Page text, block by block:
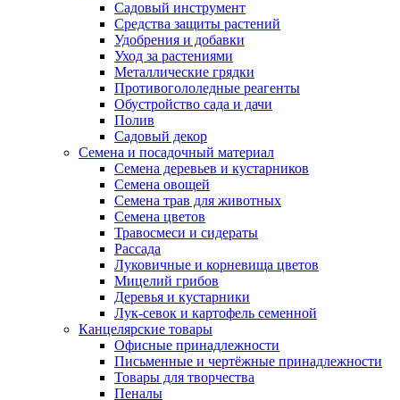
Садовый инструмент
Средства защиты растений
Удобрения и добавки
Уход за растениями
Металлические грядки
Противогололедные реагенты
Обустройство сада и дачи
Полив
Садовый декор
Семена и посадочный материал
Семена деревьев и кустарников
Семена овощей
Семена трав для животных
Семена цветов
Травосмеси и сидераты
Рассада
Луковичные и корневища цветов
Мицелий грибов
Деревья и кустарники
Лук-севок и картофель семенной
Канцелярские товары
Офисные принадлежности
Письменные и чертёжные принадлежности
Товары для творчества
Пеналы